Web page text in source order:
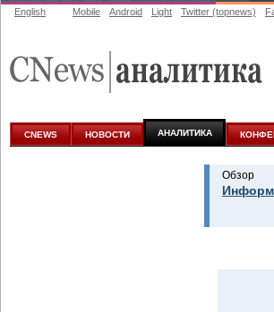
аналитике
English Mobile Android Light Twitter (topnews)
CNEWS НОВОСТИ АНАЛИТИКА
Обзор